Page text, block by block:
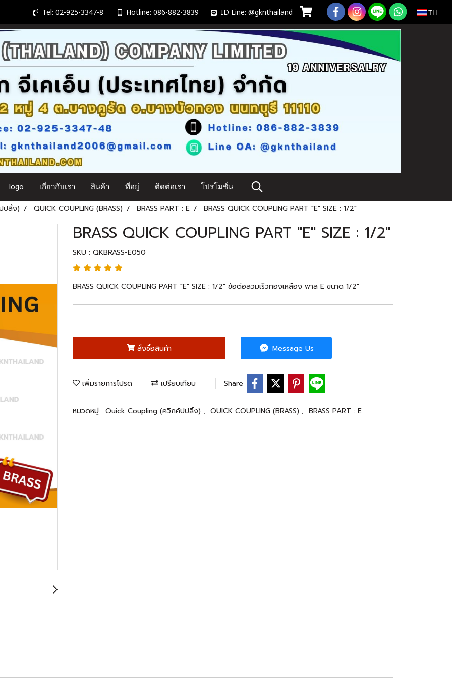
Tel: 02-925-3347-8 Hotline: 086-882-3839 ID Line: @gknthailand TH
logo เกี่ยวกับเรา สินค้า ที่อยู่ ติดต่อเรา โปรโมชั่น
ปลิ้ง) QUICK COUPLING (BRASS) BRASS PART : E BRASS QUICK COUPLING PART "E" SIZE : 1/2"
BRASS QUICK COUPLING PART "E" SIZE : 1/2"
SKU : QKBRASS-E050
BRASS QUICK COUPLING PART "E" SIZE : 1/2" ข้อต่อสวมเร็วทองเหลือง พาส E ขนาด 1/2"
สั่งซื้อสินค้า Message Us
เพิ่มรายการโปรด เปรียบเทียบ Share
หมวดหมู่ : Quick Coupling (ควิกคัปปลิ้ง) , QUICK COUPLING (BRASS) , BRASS PART : E